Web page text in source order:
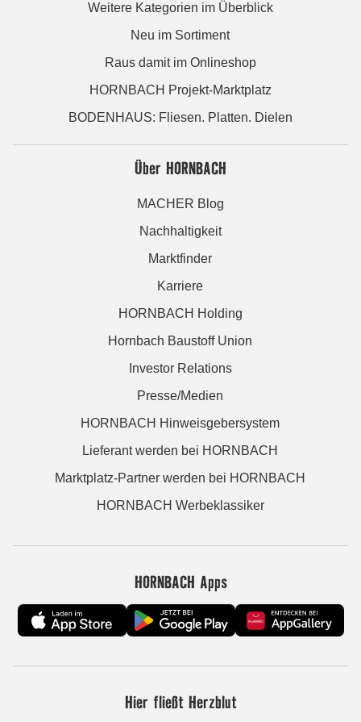
Weitere Kategorien im Überblick
Neu im Sortiment
Raus damit im Onlineshop
HORNBACH Projekt-Marktplatz
BODENHAUS: Fliesen. Platten. Dielen
Über HORNBACH
MACHER Blog
Nachhaltigkeit
Marktfinder
Karriere
HORNBACH Holding
Hornbach Baustoff Union
Investor Relations
Presse/Medien
HORNBACH Hinweisgebersystem
Lieferant werden bei HORNBACH
Marktplatz-Partner werden bei HORNBACH
HORNBACH Werbeklassiker
HORNBACH Apps
Hier fließt Herzblut